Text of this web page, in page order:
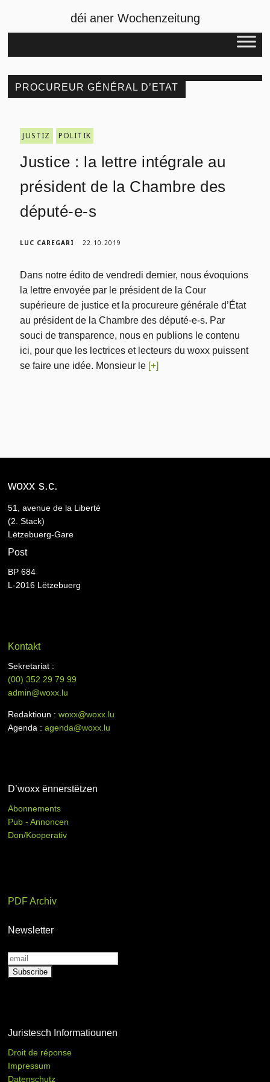
déi aner Wochenzeitung
PROCUREUR GÉNÉRAL D’ETAT
JUSTIZ POLITIK
Justice : la lettre intégrale au
président de la Chambre des
député-e-s
LUC CAREGARI 22.10.2019
Dans notre édito de vendredi dernier, nous évoquions
la lettre envoyée par le président de la Cour
supérieure de justice et la procureure générale d’État
au président de la Chambre des député-e-s. Par
souci de transparence, nous en publions le contenu
ici, pour que les lectrices et lecteurs du woxx puissent
se faire une idée. Monsieur le [+]
woxx s.c.
51, avenue de la Liberté
(2. Stack)
Lëtzebuerg-Gare
Post
BP 684
L-2016 Lëtzebuerg
Kontakt
Sekretariat :
(00)352 29 79 99
admin@woxx.lu
Redaktioun :woxx@woxx.lu
Agenda :agenda@woxx.lu
D’woxx ënnerstëtzen
Abonnements
Pub - Annoncen
Don/Kooperativ
PDF Archiv
Newsletter
Juristesch Informatiounen
Droit de réponse
Impressum
Datenschutz